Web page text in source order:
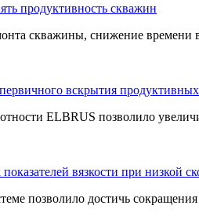
продуктивность cкважин
скважины, снижение
вскрытия
ELBRUS позволило
вязкости при низкой
позволило достичь